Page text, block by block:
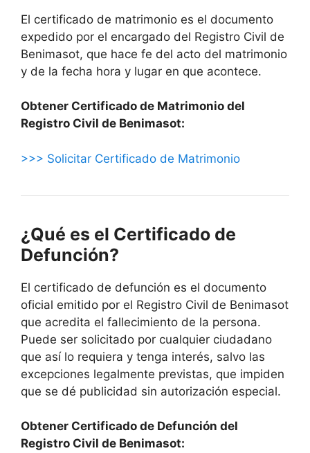
El certificado de matrimonio es el documento
expedido por el encargado del Registro Civil de
Benimasot, que hace fe del acto del matrimonio
y de la fecha hora y lugar en que acontece.
Obtener Certificado de Matrimonio del
Registro Civil de Benimasot:
>>> Solicitar Certificado de Matrimonio
¿Qué es el Certificado de
Defunción?
El certificado de defunción es el documento
oficial emitido por el Registro Civil de Benimasot
que acredita el fallecimiento de la persona.
Puede ser solicitado por cualquier ciudadano
que así lo requiera y tenga interés, salvo las
excepciones legalmente previstas, que impiden
que se dé publicidad sin autorización especial.
Obtener Certificado de Defunción del
Registro Civil de Benimasot: